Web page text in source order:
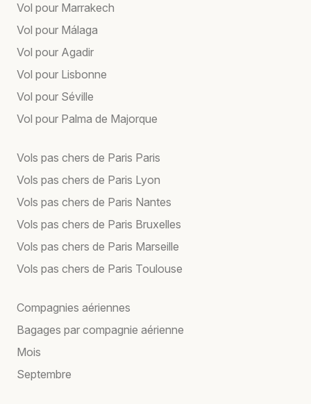
Vol pour Marrakech
Vol pour Málaga
Vol pour Agadir
Vol pour Lisbonne
Vol pour Séville
Vol pour Palma de Majorque
Vols pas chers de Paris Paris
Vols pas chers de Paris Lyon
Vols pas chers de Paris Nantes
Vols pas chers de Paris Bruxelles
Vols pas chers de Paris Marseille
Vols pas chers de Paris Toulouse
Compagnies aériennes
Bagages par compagnie aérienne
Mois
Septembre